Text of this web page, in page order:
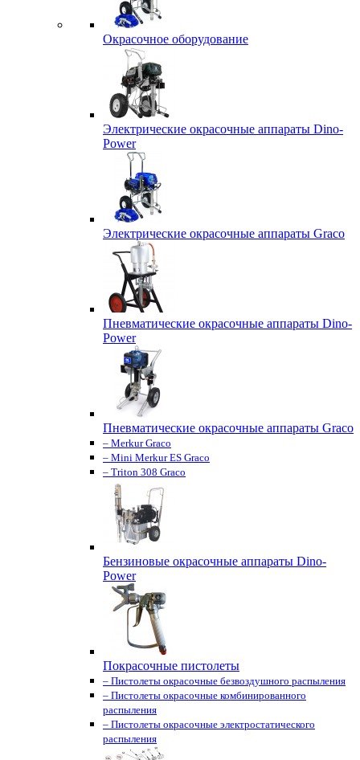
Окрасочное оборудование
Электрические окрасочные аппараты Dino-
Power
Электрические окрасочные аппараты Graco
Пневматические окрасочные аппараты Dino-
Power
Пневматические окрасочные аппараты Graco
– Merkur Graco
– Mini Merkur ES Graco
– Triton 308 Graco
Бензиновые окрасочные аппараты Dino-
Power
Покрасочные пистолеты
– Пистолеты окрасочные безвоздушного распыления
– Пистолеты окрасочные комбинированного
распыления
– Пистолеты окрасочные электростатического
распыления